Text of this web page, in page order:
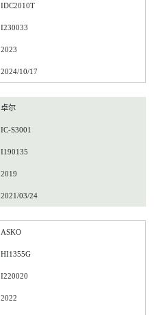
IDC2010T
I230033
2023
2024/10/17
卓尔
IC-S3001
I190135
2019
2021/03/24
ASKO
HI1355G
I220020
2022